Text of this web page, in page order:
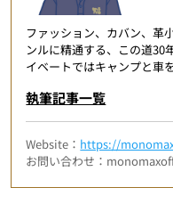
ファッション、カバン、革
ンルに精通する、この道30
イベートではキャンプと車
執筆記事一覧
Website： https://
お問い合わせ：